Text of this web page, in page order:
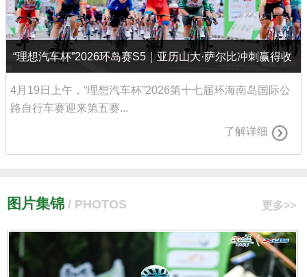
“理想汽车杯”2026环岛赛S5｜亚历山大·萨尔比冲刺赢得收
4月19日上午，“理想汽车杯”2026第十七届环海南岛国际公
路自行车赛迎来第五赛...
了解详细
图片集锦/ PHOTOS 更多>>